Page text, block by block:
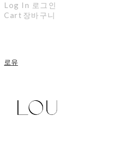
Log In 로그인
Cart 장바구니
로유